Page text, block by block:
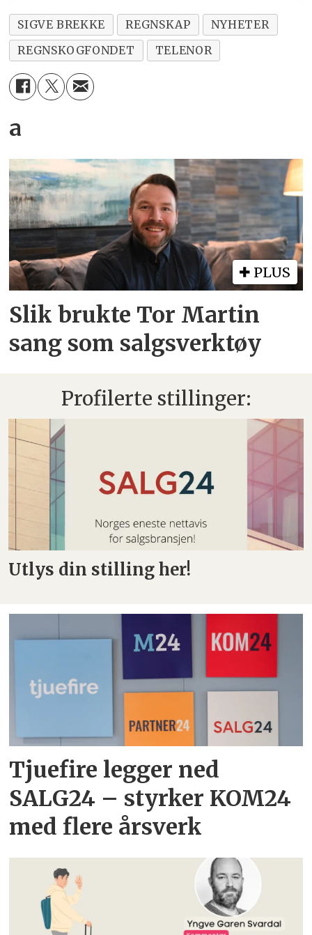
SIGVE BREKKE REGNSKAP
NYHETER
REGNSKOGFONDET
TELENOR
a
PLUS
Slik brukte Tor Martin
sang som salgsverktøy
Profilerte stillinger:
Utlys din stilling her!
Tjuefire legger ned
SALG24 – styrker KOM24
med flere årsverk